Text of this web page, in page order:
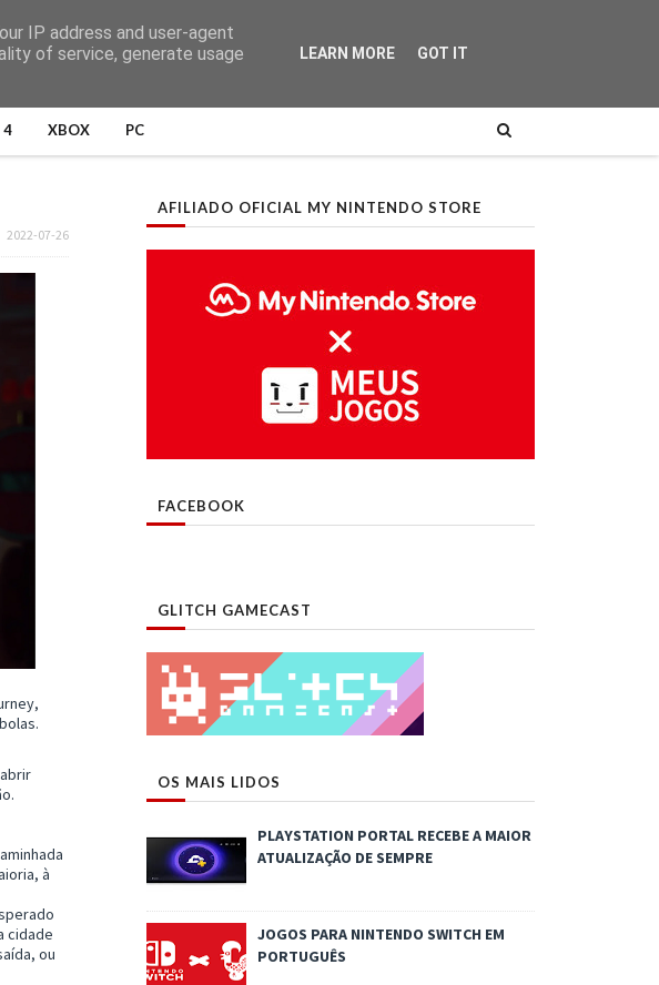
4 XBOX PC
2022-07-26
à
cidade
ou
AFILIADO OFICIAL MY NINTENDO STORE
FACEBOOK
GLITCH GAMECAST
OS MAIS LIDOS
PLAYSTATION PORTAL RECEBE A MAIOR
ATUALIZAÇÃO DE SEMPRE
JOGOS PARA NINTENDO SWITCH EM
PORTUGUÊS
IP address and user-agent
of service, generate usage
LEARN MORE GOT IT